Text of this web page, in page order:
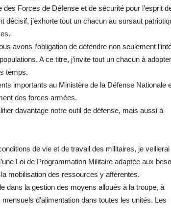
Forces de Défense et de sécurité pour l’esprit
j’exhorte tout un chacun au sursaut
avons l’obligation de défendre non seulement
A ce titre, j’invite tout un chacun à
temps.
importants au Ministère de la Défense Nationale
des forces armées.
davantage notre outil de défense, mais aussi à
de vie et de travail des militaires, je veillerai
Loi de Programmation Militaire adaptée aux
mobilisation des ressources y afférentes.
dans la gestion des moyens alloués à la troupe, à
d’alimentation dans toutes les unités. Les